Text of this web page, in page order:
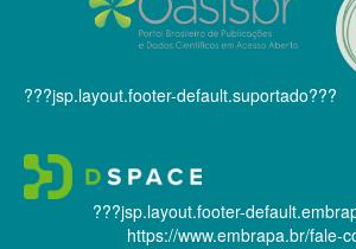
???jsp.layout.footer-default.suportado???
???jsp.layout.footer-
https://www.embrapa.br/fale-